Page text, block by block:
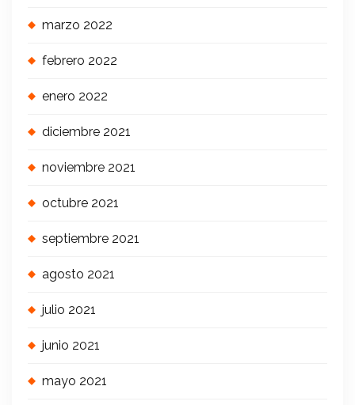
marzo 2022
febrero 2022
enero 2022
diciembre 2021
noviembre 2021
octubre 2021
septiembre 2021
agosto 2021
julio 2021
junio 2021
mayo 2021